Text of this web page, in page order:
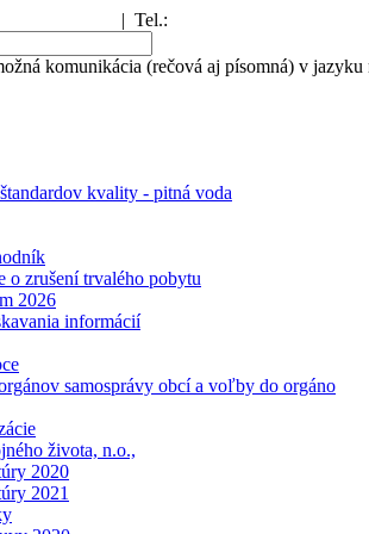
| Tel.:
komunikácia (rečová aj písomná) v
kvality - pitná voda
o zrušení trvalého pobytu
2026
informácií
samosprávy obcí a voľby do orgáno
života, n.o.,
2020
2021